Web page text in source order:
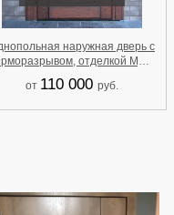
наружная дверь с
отделкой МДФ
шпоном и резьбой, карнизом,
стеклом и ковкой 118
от 110 000 руб.